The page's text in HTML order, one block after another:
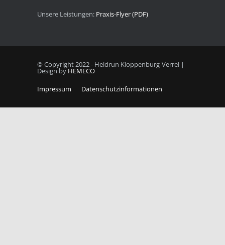
Unsere Leistungen: Praxis-Flyer (PDF)
© Copyright 2022 - Heidrun Kloppenburg-Verrel |
Design byHEMECO
Impressum
Datenschutzinformationen